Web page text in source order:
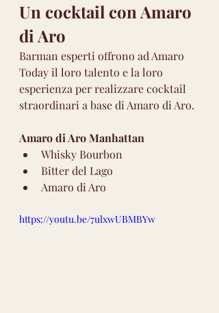
Un cocktail con Amaro
di Aro
Barman esperti offrono ad Amaro
Today il loro talento e la loro
esperienza per realizzare cocktail
straordinari a base di Amaro di Aro.
Amaro di Aro Manhattan
Whisky Bourbon
Bitter del Lago
Amaro di Aro
https://youtu.be/7ulxwUBMBYw